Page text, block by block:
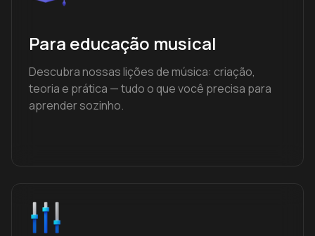
Para educação musical
Descubra nossas lições de música: criação,
teoria e prática — tudo o que você precisa para
aprender sozinho.